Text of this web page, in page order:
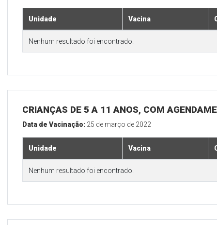
Unidade Vacina
Nenhum resultado foi encontrado.
CRIANÇAS DE 5 A 11 ANOS, COM
Data de Vacinação: 25 de março de 2022
Unidade Vacina
Nenhum resultado foi encontrado.